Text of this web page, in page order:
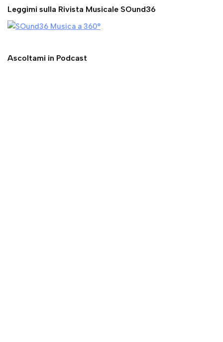
Leggimi sulla Rivista Musicale SOund36
Ascoltami in Podcast